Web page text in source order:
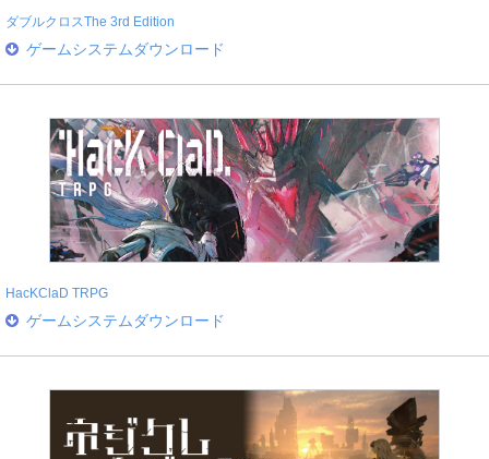
ダブルクロスThe 3rd Edition
ゲームシステムダウンロード
HacKClaD TRPG
ゲームシステムダウンロード